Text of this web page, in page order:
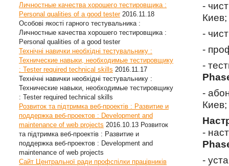
Личностные качества хорошего тестировщика :
Personal qualities of a good tester 2016.11.18
Особові якості гарного тестувальника :
Личностные качества хорошего тестировщика :
Personal qualities of a good tester
Технічні навички необхідні тестувальнику :
Технические навыки, необходимые тестировщику
: Tester required technical skills 2016.11.17
Технічні навички необхідні тестувальнику :
Технические навыки, необходимые тестировщику
: Tester required technical skills
Розвиток та підтримка веб-проектів : Развитие и
поддержка веб-проектов : Development and
maintenance of web projects 2016.10.13 Розвиток
та підтримка веб-проектів : Развитие и
поддержка веб-проектов : Development and
maintenance of web projects
Сайт Центральної ради профспілки працівників
-
Киев;
-
-
-
-
Киев;
-
-